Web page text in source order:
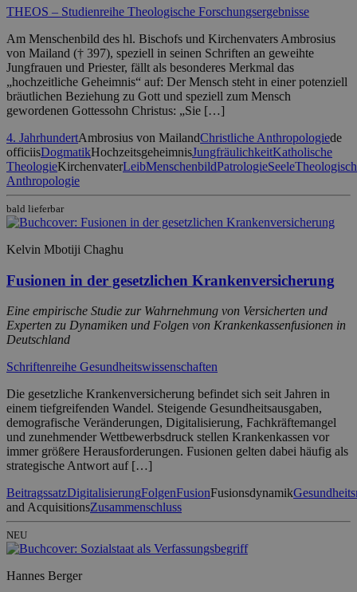
THEOS – Studienreihe Theologische Forschungsergebnisse
Am Menschenbild des hl. Bischofs und Kirchenvaters Ambrosius
von Mailand († 397), speziell in seinen Schriften an geweihte
Jungfrauen und Priester, fällt als besonderes Merkmal das
„hochzeitliche Geheimnis“ auf: Der Mensch steht in einer potenziell
bräutlichen Beziehung zu Gott und speziell zum Mensch
gewordenen Gottessohn Christus: „Sie […]
4. JahrhundertAmbrosius von MailandChristliche Anthropologiede
officiisDogmatikHochzeitsgeheimnisJungfräulichkeitKatholische
TheologieKirchenvaterLeibMenschenbildPatrologieSeele
Anthropologie
bald lieferbar
Kelvin Mbotiji Chaghu
Fusionen in der gesetzlichen Krankenversicherung
Eine empirische Studie zur Wahrnehmung von Versicherten und
Experten zu Dynamiken und Folgen von Krankenkassenfusionen in
Deutschland
Schriftenreihe Gesundheitswissenschaften
Die gesetzliche Krankenversicherung befindet sich seit Jahren in
einem tiefgreifenden Wandel. Steigende Gesundheitsausgaben,
demografische Veränderungen, Digitalisierung, Fachkräftemangel
und zunehmender Wettbewerbsdruck stellen Krankenkassen vor
immer größere Herausforderungen. Fusionen gelten dabei häufig als
strategische Antwort auf […]
BeitragssatzDigitalisierungFolgenFusionFusionsdynamik
and AcquisitionsZusammenschluss
NEU
Hannes Berger